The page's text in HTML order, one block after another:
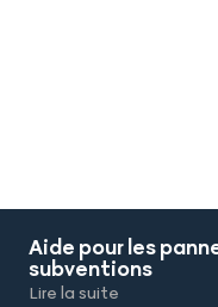
Aide pour les
subventions
Lire la suite